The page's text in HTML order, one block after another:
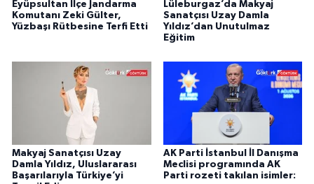
Eyüpsultan İlçe Jandarma
Komutanı Zeki Gülter,
Yüzbaşı Rütbesine Terfi Etti
Lüleburgaz’da Makyaj
Sanatçısı Uzay Damla
Yıldız’dan Unutulmaz
Eğitim
Makyaj Sanatçısı Uzay
Damla Yıldız, Uluslararası
Başarılarıyla Türkiye’yi
AK Parti İstanbul İl Danışma
Meclisi programında AK
Parti rozeti takılan isimler: